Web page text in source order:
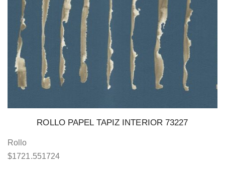
ROLLO PAPEL TAPIZ INTERIOR 73227
Rollo
$1721.551724